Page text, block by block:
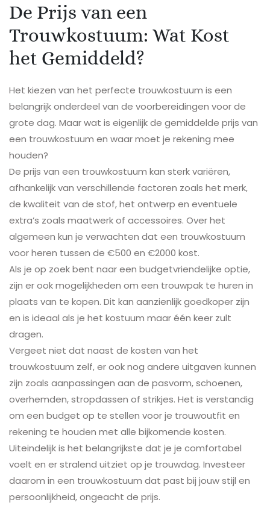
De Prijs van een
Trouwkostuum: Wat Kost
het Gemiddeld?
Het kiezen van het perfecte trouwkostuum is een
belangrijk onderdeel van de voorbereidingen voor de
grote dag. Maar wat is eigenlijk de gemiddelde prijs van
een trouwkostuum en waar moet je rekening mee
houden?
De prijs van een trouwkostuum kan sterk variëren,
afhankelijk van verschillende factoren zoals het merk,
de kwaliteit van de stof, het ontwerp en eventuele
extra’s zoals maatwerk of accessoires. Over het
algemeen kun je verwachten dat een trouwkostuum
voor heren tussen de €500 en €2000 kost.
Als je op zoek bent naar een budgetvriendelijke optie,
zijn er ook mogelijkheden om een trouwpak te huren in
plaats van te kopen. Dit kan aanzienlijk goedkoper zijn
en is ideaal als je het kostuum maar één keer zult
dragen.
Vergeet niet dat naast de kosten van het
trouwkostuum zelf, er ook nog andere uitgaven kunnen
zijn zoals aanpassingen aan de pasvorm, schoenen,
overhemden, stropdassen of strikjes. Het is verstandig
om een budget op te stellen voor je trouwoutfit en
rekening te houden met alle bijkomende kosten.
Uiteindelijk is het belangrijkste dat je je comfortabel
voelt en er stralend uitziet op je trouwdag. Investeer
daarom in een trouwkostuum dat past bij jouw stijl en
persoonlijkheid, ongeacht de prijs.